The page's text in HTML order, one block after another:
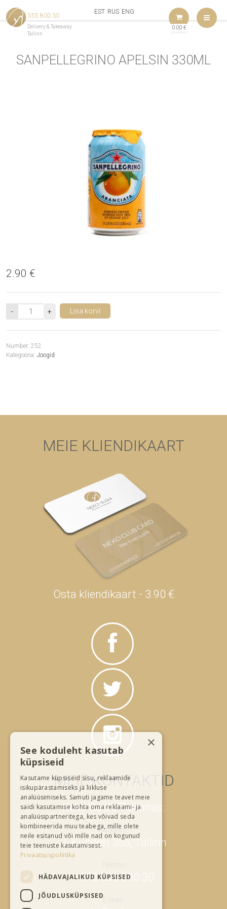
Delivery & Takeaway
Tallinn
555 800 30
0.00 €
EST RUS ENG
SANPELLEGRINO APELSIN 330ML
2.90€
Kogus Lisa korvi
Number:252
Kategooria:Joogid
MEIE KLIENDIKAART
Osta kliendikaart - 3.90 €
MEIE KONTAKTID
Neko Sushi Tallinnas:
Aadress:
J. Kunderi 35a, Tallinn
Telefon:
+372 555 800 30
E-mail:
×
See koduleht kasutab
küpsiseid
Kasutame küpsiseid sisu, reklaamide
isikupärastamiseks ja liikluse
analüüsimiseks. Samuti jagame teavet meie
saidi kasutamise kohta oma reklaami- ja
analüüsipartneritega, kes võivad seda
kombineerida muu teabega, mille olete
neile esitanud või mille nad on kogunud
teie teenuste kasutamisest.
Privaatsuspoliitika
HÄDAVAJALIKUD KÜPSISED
JÕUDLUSKÜPSISED